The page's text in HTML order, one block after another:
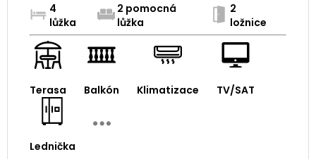
4
lůžka
2 pomocná
lůžka
2
ložnice
Terasa Balkón Klimatizace TV/SAT
Lednička